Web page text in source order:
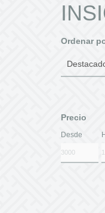
Ordenar
Precio
Desde